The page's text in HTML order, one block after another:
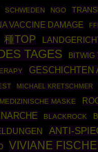
SCHWEDEN NGO
VACCINE DAMAGE
種TOP
TAGES BITWIG
GESCHICHTEN
MICHAEL KRETSCHMER
MEDIZINISCHE MASKE
BLACKROCK
ANTI-
VIVIANE